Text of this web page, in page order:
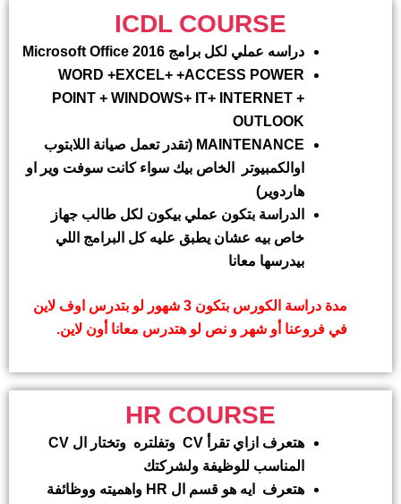
ICDL COURSE
دراسه عملي لكل برامج Microsoft Office 2016
WORD +EXCEL+ +ACCESS POWER
POINT + WINDOWS+ IT+ INTERNET +
OUTLOOK
MAINTENANCE(تقدر تعمل صيانة اللابتوب
اوالكمبيوتر الخاص بيك سواء كانت سوفت وير او
هاردوير)
الدراسة بتكون عملي بيكون لكل طالب جهاز
خاص بيه عشان يطبق عليه كل البرامج اللي
بيدرسها معانا
مدة دراسة الكورس بتكون 3 شهور لو بتدرس اوف لاين
في فروعنا أو شهر و نص لو هتدرس معانا أون لاين.
HR COURSE
هتعرف ازاي تقرأ CVوتفلتره وتختار الCV
المناسب للوظيفة ولشركتك
هتعرف ايه هو قسم الHRواهميته ووظائفة